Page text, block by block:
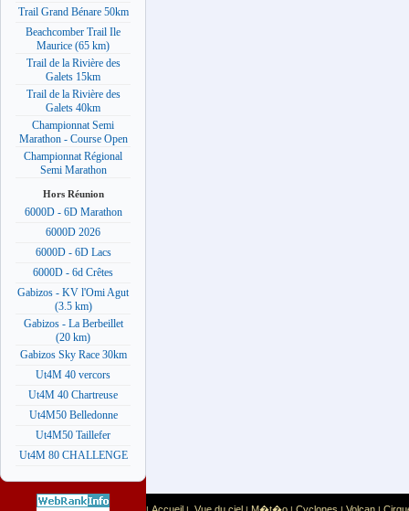
Trail Grand Bénare 50km
Beachcomber Trail Ile
Maurice (65 km)
Trail de la Rivière des
Galets 15km
Trail de la Rivière des
Galets 40km
Championnat Semi
Marathon - Course Open
Championnat Régional
Semi Marathon
Hors Réunion
6000D - 6D Marathon
6000D 2026
6000D - 6D Lacs
6000D - 6d Crêtes
Gabizos - KV l'Omi Agut
(3.5 km)
Gabizos - La Berbeillet
(20 km)
Gabizos Sky Race 30km
Ut4M 40 vercors
Ut4M 40 Chartreuse
Ut4M50 Belledonne
Ut4M50 Taillefer
Ut4M 80 CHALLENGE